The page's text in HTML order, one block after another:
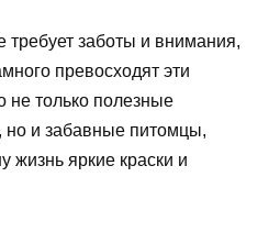
требует заботы и внимания,
превосходят эти
не только полезные
но и забавные питомцы,
жизнь яркие краски и